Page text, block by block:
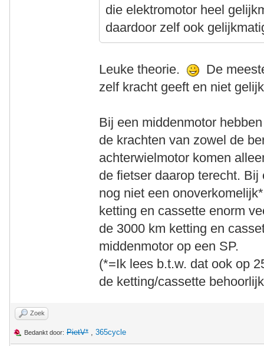
die elektromotor heel
daardoor zelf ook
Leuke theorie.
De
zelf kracht geeft en niet
Bij een middenmotor
de krachten van zowel de
achterwielmotor komen
de fietser daarop terecht.
nog niet een
ketting en cassette enorm
de 3000 km ketting en
middenmotor op een SP.
(*=Ik lees b.t.w. dat ook op
de ketting/cassette
Zoek
Bedankt door: PietV* , 365cycle